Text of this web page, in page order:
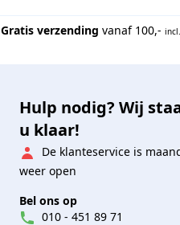
Gratis verzending vanaf 100,-
Hulp nodig? Wij
u klaar!
De klanteservice is
weer open
Bel ons op
010 - 451 89 71